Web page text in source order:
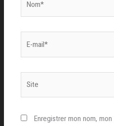
Enregistrer mon nom,